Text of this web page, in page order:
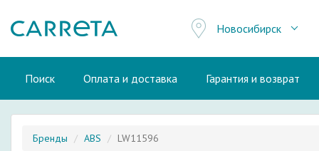
Новосибирск
Поиск Оплата и доставка Гарантия и возврат
Бренды ABS LW11596